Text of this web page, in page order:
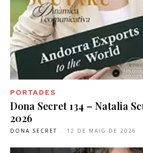
PORTADES
Dona Secret 134 – Natalia
2026
DONA SECRET - 12 DE MAIG DE 2026